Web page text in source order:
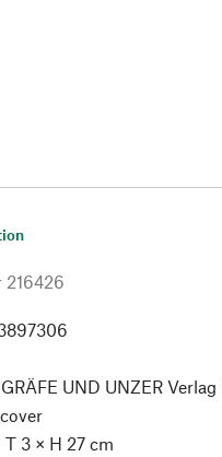
216426
GRÄFE UND UNZER
T 3 × H 27 cm